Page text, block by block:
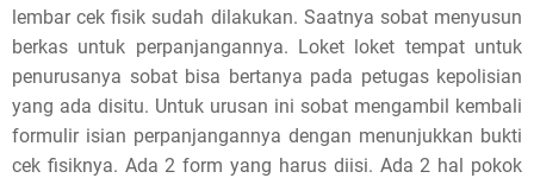
lembar cek fisik sudah dilakukan. Saatnya sobat menyusun
berkas untuk perpanjangannya. Loket loket tempat untuk
penurusanya sobat bisa bertanya pada petugas kepolisian
yang ada disitu. Untuk urusan ini sobat mengambil kembali
formulir isian perpanjangannya dengan menunjukkan bukti
cek fisiknya. Ada 2 form yang harus diisi. Ada 2 hal pokok